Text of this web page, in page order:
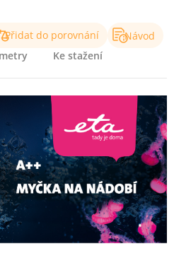
Přidat do porovnání
Návod
Ke stažení